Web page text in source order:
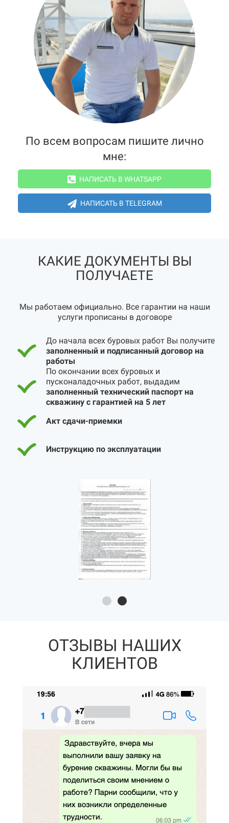
По всем вопросам пишите лично
мне:
НАПИСАТЬ В WHATSAPP
НАПИСАТЬ В TELEGRAM
КАКИЕ ДОКУМЕНТЫ ВЫ
ПОЛУЧАЕТЕ
Мы работаем официально. Все гарантии на наши
услуги прописаны в договоре
До начала всех буровых работ Вы получите
заполненный и подписанный договор на
работы
По окончании всех буровых и
пусконаладочных работ, выдадим
заполненный технический паспорт на
скважину с гарантией на 5 лет
Акт сдачи-приемки
Инструкцию по эксплуатации
ОТЗЫВЫ НАШИХ
КЛИЕНТОВ